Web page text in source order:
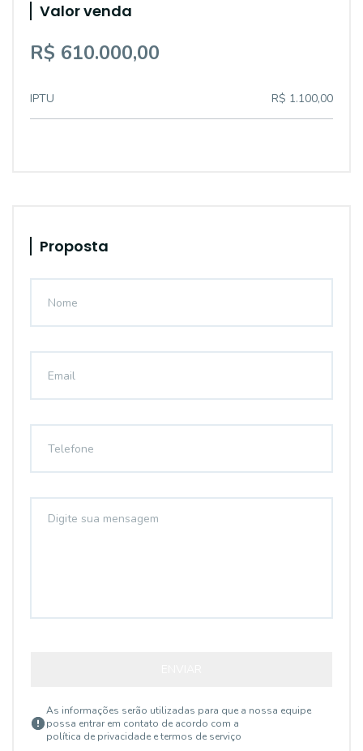
Valor venda
R$ 610.000,00
IPTU R$ 1.100,00
Proposta
As informações serão utilizadas para que a nossa equipe
possa entrar em contato de acordo com a
política de privacidade e termos de serviço